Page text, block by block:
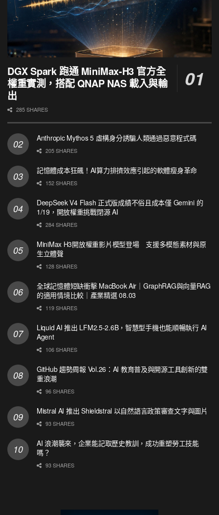
DGX Spark 跑通 MiniMax-H3 官方全
權重實測，搭配 QNAP NAS 載入與輸
出
285 SHARES
Anthropic Mythos 5 虛構身分誘騙人類通過惡意程式碼
205 SHARES
記憶體成本狂飆！AI算力排擠效應引起的軟體瘦身革命
152 SHARES
DeepSeek V4 Flash 正式版成績不俗且成本僅 Gemini 的
1/19，開放權重挑戰閉源 AI
284 SHARES
MiniMax H3開放權重影片模型登場 支援多模態素材與原
生立體聲
128 SHARES
全球記憶體短缺衝擊 MacBook Air｜GraphRAG與向量RAG
的適用情境比較｜產業精選 08.03
119 SHARES
Liquid AI 推出 LFM2.5-2.6B，智慧型手機也能順暢執行 AI
Agent
106 SHARES
GitHub 趨勢周報 Vol.26：AI 教育普及與開源工具創新的雙
重浪潮
96 SHARES
Mistral AI 推出 Shieldstral 以自然語言政策審查文字與圖片
93 SHARES
AI 浪潮襲來，企業能記取歷史教訓，成功重塑勞工技能
嗎？
93 SHARES